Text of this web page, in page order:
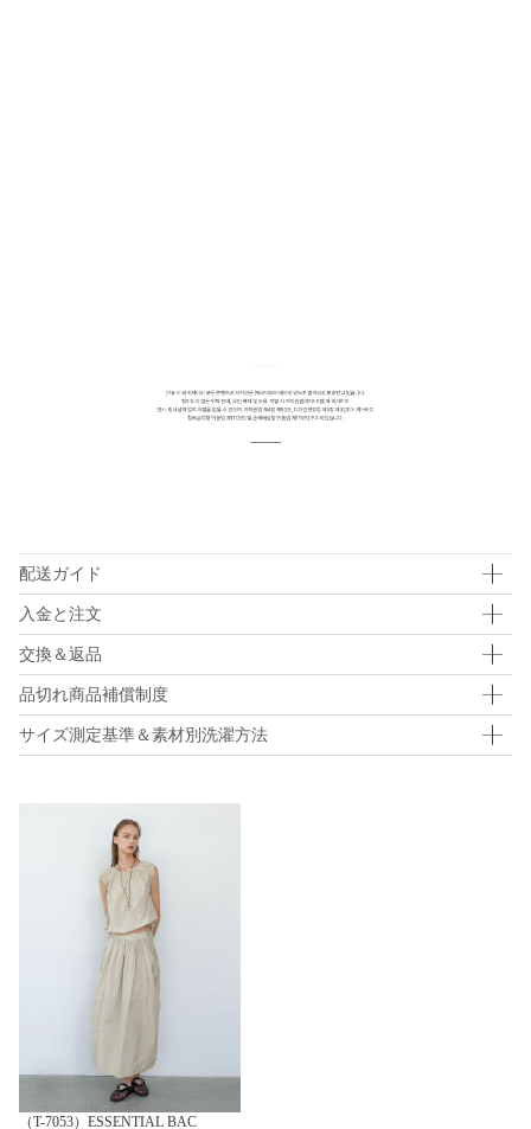
配送ガイド
入金と注文
交換＆返品
品切れ商品補償制度
サイズ測定基準＆素材別洗濯方法
（T-7053）ESSENTIAL BAC